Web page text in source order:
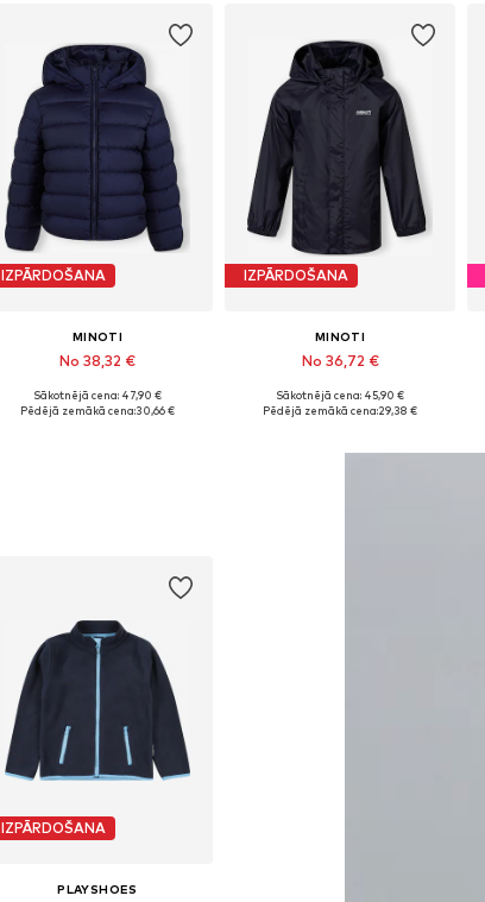
IZPĀRDOŠANA
MINOTI
No 38,32 €
Pieejams daudzos izmēros
Sākotnējā cena: 47,90 €
Pēdējā zemākā cena:30,66 €
IZPĀRDOŠANA
MINOTI
No 36,72 €
Pieejams daudzos izmēros
Sākotnējā cena: 45,90 €
Pēdējā zemākā cena:29,38 €
IZPĀRDOŠANA
PLAYSHOES